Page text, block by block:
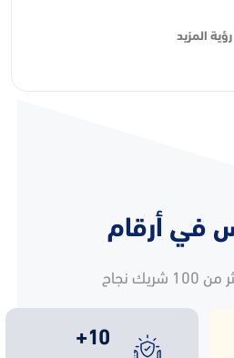
رؤية المزيد
في أرقام
نجاح
+10